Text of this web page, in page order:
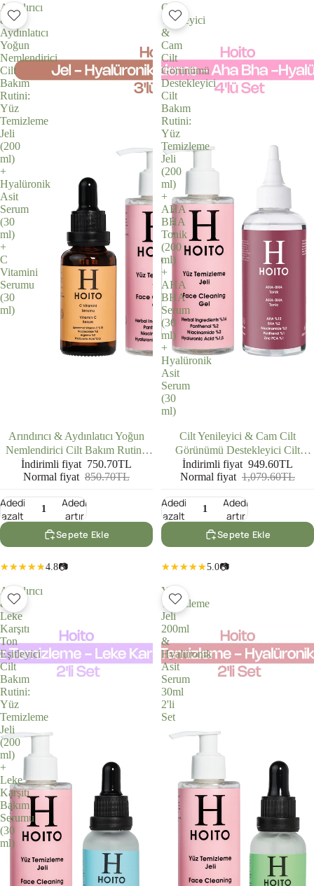
Arındırıcı
&
Aydınlatıcı
Yoğun
Nemlendirici
Cilt
Bakım
Rutini:
Yüz
Temizleme
Jeli
(200
ml)
+
Hyalüronik
Asit
Serum
(30
ml)
+
C
Vitamini
Serumu
(30
ml)
Arındırıcı & Aydınlatıcı Yoğun
Nemlendirici Cilt Bakım Rutini:
Yüz Temizleme Jeli (200 ml) +
Hyalüronik Asit Serum (30 ml) +
İndirimli fiyat 750.70TL
Normal fiyat 850.70TL
Adedi
azalt
Adedi
artır
Sepete Ekle
4.8📷
Cilt
Yenileyici
&
Cam
Cilt
Görünümü
Destekleyici
Cilt
Bakım
Rutini:
Yüz
Temizleme
Jeli
(200
ml)
+
AHA
BHA
Tonik
(200
ml)
+
AHA
BHA
Serum
(30
ml)
+
Hyalüronik
Asit
Serum
(30
ml)
Cilt Yenileyici & Cam Cilt
Görünümü Destekleyici Cilt
Bakım Rutini: Yüz Temizleme Jeli
(200 ml) + AHA BHA Tonik (200
Hyalüronik Asit Serum (30 ml)
İndirimli fiyat 949.60TL
Normal fiyat 1,079.60TL
Adedi
azalt
Adedi
artır
Sepete Ekle
5.0📷
Arındırıcı
&
Leke
Karşıtı
Ton
Eşitleyici
Cilt
Bakım
Rutini:
Yüz
Temizleme
Jeli
(200
ml)
+
Leke
Karşıtı
Bakım
Serumu
(30
ml)
Yüz
Temizleme
Jeli
200ml
&
Hyalüronik
Asit
Serum
30ml
2'li
Set